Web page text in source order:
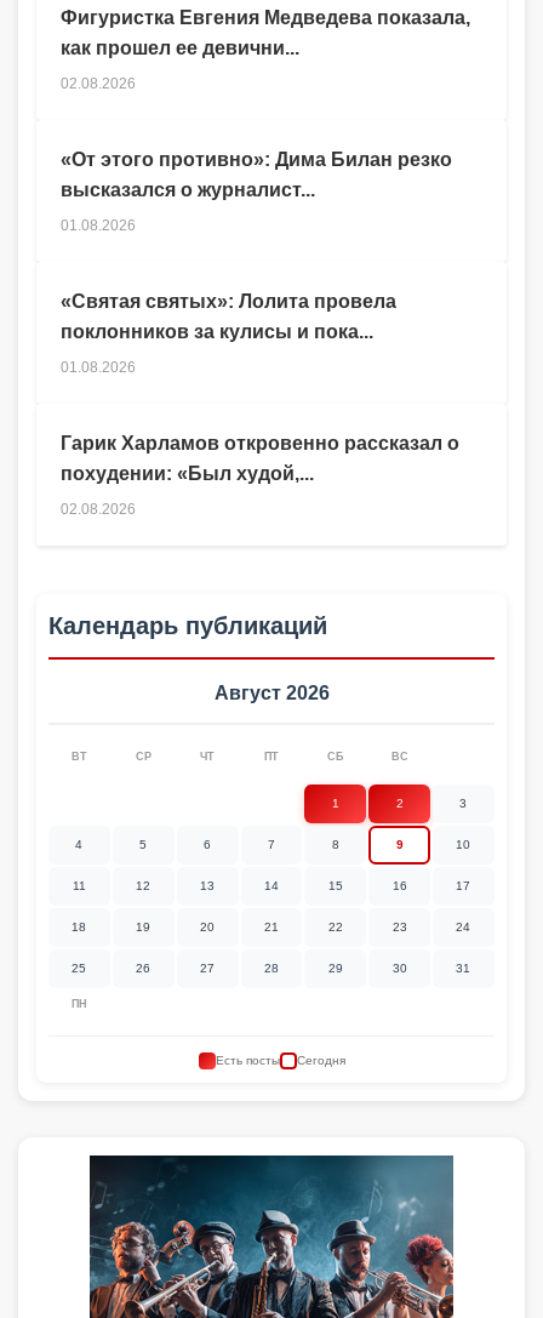
Гарик Харламов откровенно рассказал о
похудении: «Был худой,...
02.08.2026
Фигуристка Евгения Медведева показала,
как прошел ее девични...
02.08.2026
«От этого противно»: Дима Билан резко
высказался о журналист...
01.08.2026
«Святая святых»: Лолита провела
поклонников за кулисы и пока...
01.08.2026
Календарь публикаций
Август 2026
ПН
ВТ СР ЧТ ПТ СБ ВС
1 2 3
4 5 6 7 8 9 10
11 12 13 14 15 16 17
18 19 20 21 22 23 24
25 26 27 28 29 30 31
Есть посты Сегодня